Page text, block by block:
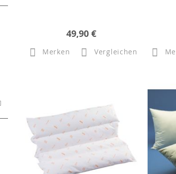
49,90 €
Merken Vergleichen